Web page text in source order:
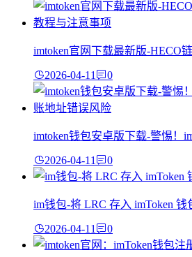
imtoken官网下载最新版-HECO
2026-04-11 0
imtoken钱包安卓版下载-警惕！
2026-04-11 0
im钱包-将 LRC 存入 imToken 钱
2026-04-11 0